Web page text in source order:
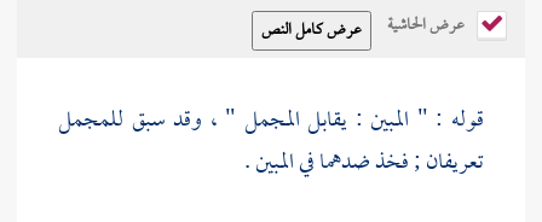
عرض الحاشية
قوله : " المبين : يقابل المجمل " ، وقد سبق للمجمل
تعريفان ; فخذ ضدهما في المبين .